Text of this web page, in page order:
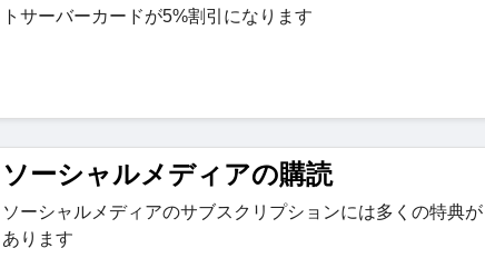
トサーバーカードが5%割引になります
ソーシャルメディアの購読
ソーシャルメディアのサブスクリプションには多くの特典が
あります